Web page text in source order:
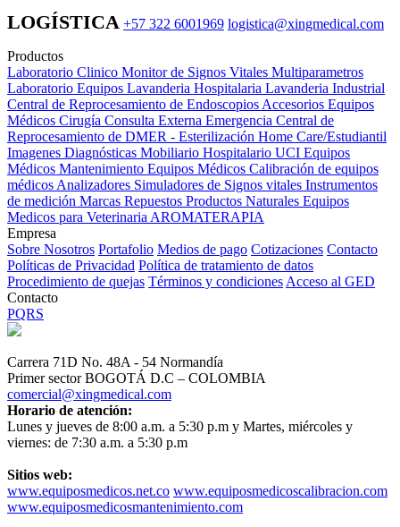
LOGÍSTICA +57 322 6001969 logistica@xingmedical.com
Productos
Laboratorio Clinico Monitor de Signos Vitales Multiparametros
Laboratorio Equipos Lavanderia Hospitalaria Lavanderia Industrial
Central de Reprocesamiento de Endoscopios Accesorios Equipos
Médicos Cirugía Consulta Externa Emergencia Central de
Reprocesamiento de DMER - Esterilización Home Care/Estudiantil
Imagenes Diagnósticas Mobiliario Hospitalario UCI Equipos
Médicos Mantenimiento Equipos Médicos Calibración de equipos
médicos Analizadores Simuladores de Signos vitales Instrumentos
de medición Marcas Repuestos Productos Naturales Equipos
Medicos para Veterinaria AROMATERAPIA
Empresa
Sobre Nosotros Portafolio Medios de pago Cotizaciones Contacto
Políticas de Privacidad Política de tratamiento de datos
Procedimiento de quejas Términos y condiciones Acceso al GED
Contacto
PQRS
Carrera 71D No. 48A - 54 Normandía
Primer sector BOGOTÁ D.C – COLOMBIA
comercial@xingmedical.com
Horario de atención:
Lunes y jueves de 8:00 a.m. a 5:30 p.m y Martes, miércoles y
viernes: de 7:30 a.m. a 5:30 p.m
Sitios web:
www.equiposmedicos.net.co www.equiposmedicoscalibracion.com
www.equiposmedicosmantenimiento.com